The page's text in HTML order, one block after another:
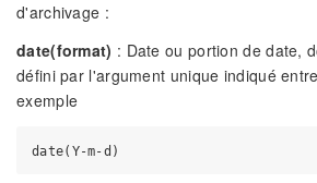
d'archivage :
date(format) : Date ou portion de date,
défini par l'argument unique indiqué
exemple